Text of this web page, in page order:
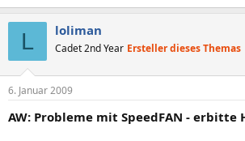
L loliman
Cadet 2nd Year Ersteller dieses Themas
6. Januar 2009
AW: Probleme mit SpeedFAN - erbitte